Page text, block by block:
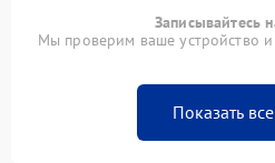
Записывайтесь
Мы проверим ваше устройство
Показать